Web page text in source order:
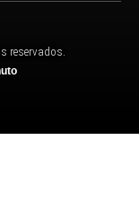
reservados.